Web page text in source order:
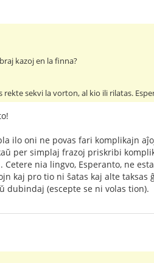
kazoj en la finna?
rekte sekvi la vorton, al kio ili rilatas.
ilo oni ne povas fari komplikajn
per simplaj frazoj priskribi
nia lingvo, Esperanto, ne
kaj pro tio ni ŝatas kaj alte
dubindaj (escepte se ni volas tion).